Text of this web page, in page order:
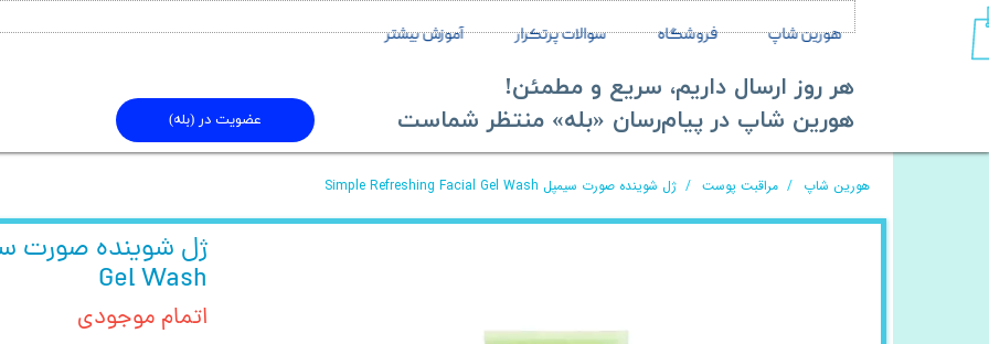
هورین شاپ فروشگاه سوالات پرتکرار آموزش بیشتر
هر روز ارسال داریم، سریع و مطمئن!
​​​​​​​هورین شاپ در پیام‌رسان «بله» منتظر شماست​​​​​​​
عضویت در (بله)
هورین شاپ مراقبت پوست ژل شوینده صورت سیمپل Simple Refreshing Facial Gel Wash
Gel Wash
اتمام موجودی